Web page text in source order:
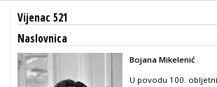
Vijenac 521
Naslovnica
Bojana Mikelenić
U povodu 100.